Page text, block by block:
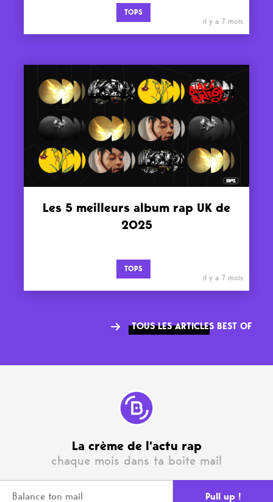
TOPS
il y a 7 mois
Les 5 meilleurs album rap UK de
2025
TOPS
il y a 7 mois
TOUS LES ARTICLES BEST OF
La crème de l'actu rap
chaque mois dans ta boite mail